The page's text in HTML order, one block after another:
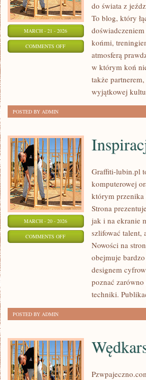
MARCH - 21 - 2026
COMMENTS OFFON
JEŹDZIECTWO
do świata z
To blog, który
końmi,
atmosferą
w którym koń
także
wyjątkowej
POSTED BY ADMIN
MARCH - 20 - 2026
COMMENTS OFFON
INSPIRACJE
ARTYSTYCZNE
Graffiti-lubin.pl
komputerowej
którym przenika
Strona
jak i na ekranie
szlifować talent,
Nowości na
obejmuje
designem
poznać
techniki.
POSTED BY ADMIN